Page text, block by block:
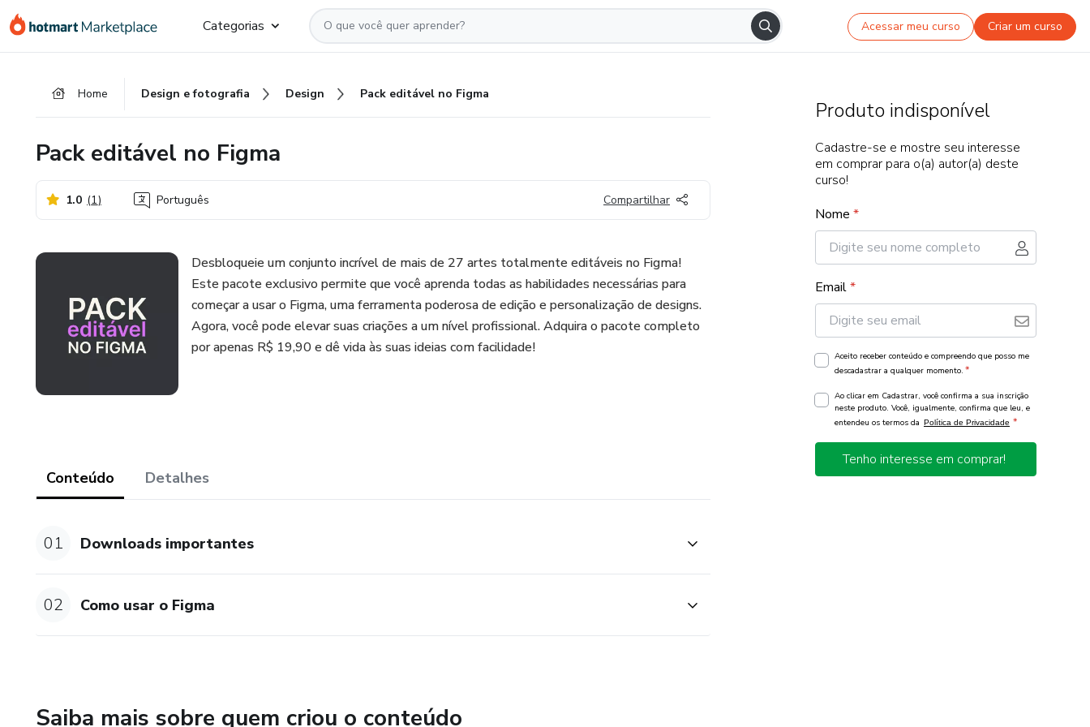
para
para
para
Categorias Acessar meu curso Criar um curso
Home Design e fotografia Design Pack editável no Figma
Pack editável no Figma
1.0 (1) Português Compartilhar
Desbloqueie um conjunto incrível de mais de 27 artes totalmente editáveis no Figma!
Este pacote exclusivo permite que você aprenda todas as habilidades necessárias para
começar a usar o Figma, uma ferramenta poderosa de edição e personalização de designs.
Agora, você pode elevar suas criações a um nível profissional. Adquira o pacote completo
por apenas R$ 19,90 e dê vida às suas ideias com facilidade!
Conteúdo Detalhes
01 Downloads importantes
02 Como usar o Figma
Saiba mais sobre quem criou o conteúdo
Produto indisponível
Cadastre-se e mostre seu interesse
em comprar para o(a) autor(a) deste
curso!
Nome *
Email*
Aceito receber conteúdo e compreendo que posso me
descadastrar a qualquer momento. *
Ao clicar em Cadastrar, você confirma a sua inscrição
neste produto. Você, igualmente, confirma que leu, e
entendeu os termos da Política de Privacidade *
Tenho interesse em comprar!